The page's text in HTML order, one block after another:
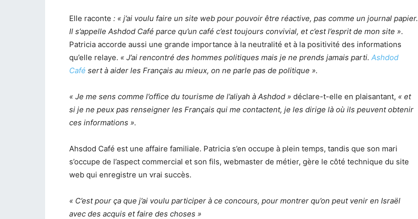
Elle raconte : « j’ai voulu faire un site web pour pouvoir être réactive, pas comme un journal papier.
Il s’appelle Ashdod Café parce qu’un café c’est toujours convivial, et c’est l’esprit de mon site ».
Patricia accorde aussi une grande importance à la neutralité et à la positivité des informations
qu’elle relaye. « J’ai rencontré des hommes politiques mais je ne prends jamais parti. Ashdod
Café sert à aider les Français au mieux, on ne parle pas de politique ».
« Je me sens comme l’office du tourisme de l’aliyah à Ashdod » déclare-t-elle en plaisantant, « et
si je ne peux pas renseigner les Français qui me contactent, je les dirige là où ils peuvent obtenir
ces informations ».
Ahsdod Café est une affaire familiale. Patricia s’en occupe à plein temps, tandis que son mari
s’occupe de l’aspect commercial et son fils, webmaster de métier, gère le côté technique du site
web qui enregistre un vrai succès.
« C’est pour ça que j’ai voulu participer à ce concours, pour montrer qu’on peut venir en Israël
avec des acquis et faire des choses »